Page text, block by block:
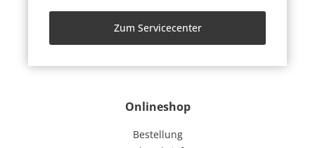
Onlineshop
Bestellung
Zum Servicecenter